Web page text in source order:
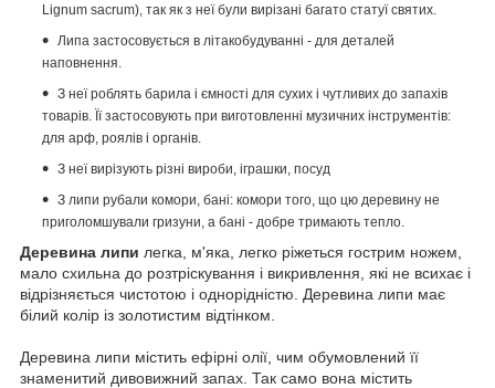
Lignum sacrum), так як з неї були вирізані багато статуї святих.
Липа застосовується в літакобудуванні - для деталей
наповнення.
З неї роблять барила і ємності для сухих і чутливих до запахів
товарів. Її застосовують при виготовленні музичних інструментів:
для арф, роялів і органів.
З неї вирізують різні вироби, іграшки, посуд
З липи рубали комори, бані: комори того, що цю деревину не
приголомшували гризуни, а бані - добре тримають тепло.
Деревина липи легка, м'яка, легко ріжеться гострим ножем,
мало схильна до розтріскування і викривлення, які не всихає і
відрізняється чистотою і однорідністю. Деревина липи має
білий колір із золотистим відтінком.
Деревина липи містить ефірні олії, чим обумовлений її
знаменитий дивовижний запах. Так само вона містить